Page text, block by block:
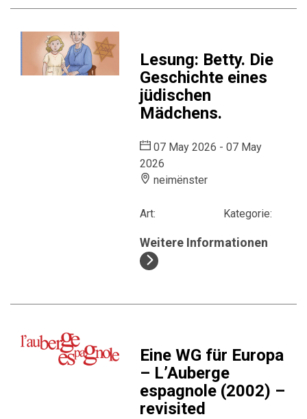
Lesung: Betty. Die
Geschichte eines
jüdischen
Mädchens.
07 May 2026 - 07 May
2026
neimënster
Art: Kategorie:
Weitere Informationen
Eine WG für Europa
– L’Auberge
espagnole (2002) –
revisited